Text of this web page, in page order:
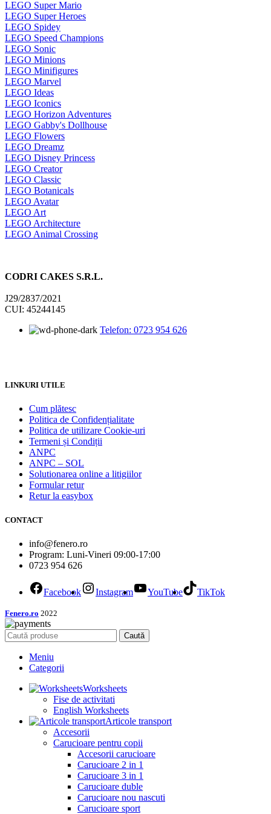
LEGO Super Mario
LEGO Super Heroes
LEGO Spidey
LEGO Speed Champions
LEGO Sonic
LEGO Minions
LEGO Minifigures
LEGO Marvel
LEGO Ideas
LEGO Iconics
LEGO Horizon Adventures
LEGO Gabby's Dollhouse
LEGO Flowers
LEGO Dreamz
LEGO Disney Princess
LEGO Creator
LEGO Classic
LEGO Botanicals
LEGO Avatar
LEGO Art
LEGO Architecture
LEGO Animal Crossing
CODRI CAKES S.R.L.
J29/2837/2021
CUI: 45244145
Telefon: 0723 954 626
LINKURI UTILE
Cum plătesc
Politica de Confidențialitate
Politica de utilizare Cookie-uri
Termeni și Condiții
ANPC
ANPC – SOL
Solutionarea online a litigiilor
Formular retur
Retur la easybox
CONTACT
info@fenero.ro
Program: Luni-Vineri 09:00-17:00
0723 954 626
Facebook Instagram YouTube TikTok
Fenero.ro 2022
Caută
Meniu
Categorii
Worksheets
Fise de activitati
English Worksheets
Articole transport
Accesorii
Carucioare pentru copii
Accesorii carucioare
Carucioare 2 in 1
Carucioare 3 in 1
Carucioare duble
Carucioare nou nascuti
Carucioare sport